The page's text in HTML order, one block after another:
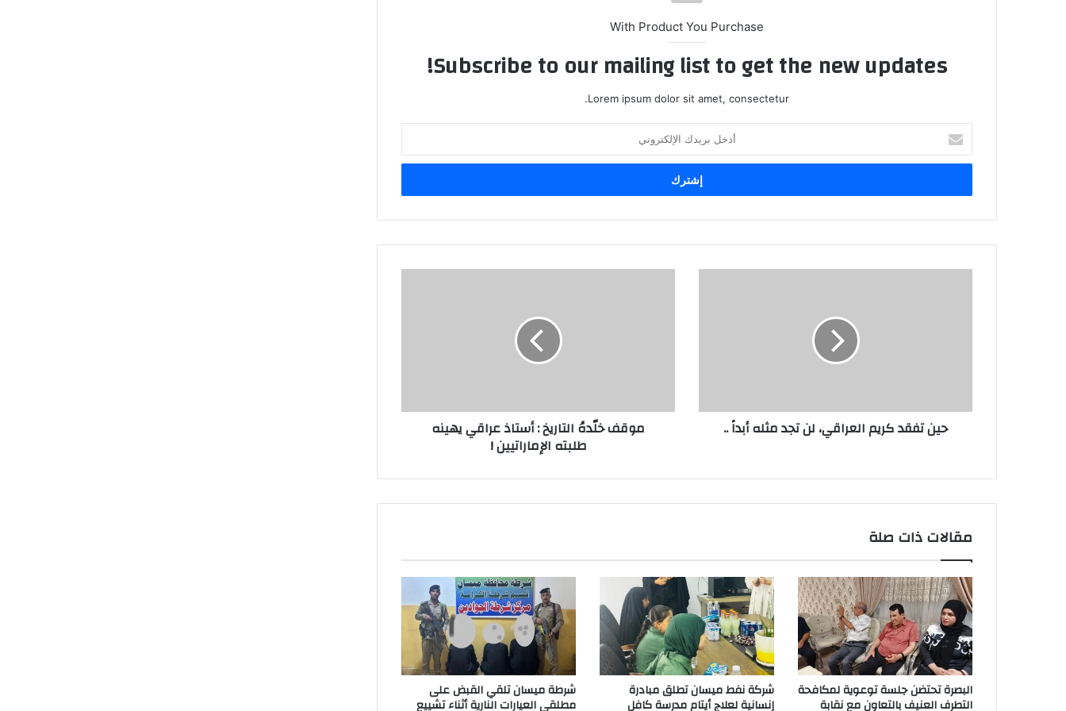
With Product You Purchase
Subscribe to our mailing list to get the new updates!
Lorem ipsum dolor sit amet, consectetur.
بريدك
الإلكتروني
..
حين تفقد كريم العراقي، لن تجد مثله أبداً ..
⁧‫الإماراتيين‬⁩
‏موقف خلّدهُ التاريخ : ⁧‫أستاذ عراقي‬⁩ يهينه
طلبته ⁧‫الإماراتيين‬⁩ !
مقالات ذات صلة
البصرة تحتضن جلسة توعوية لمكافحة
التطرف العنيف بالتعاون مع نقابة
شركة نفط ميسان تطلق مبادرة
إنسانية لعلاج أيتام مدرسة كافل
شرطة ميسان تلقي القبض على
مطلقي العيارات النارية أثناء تشييع